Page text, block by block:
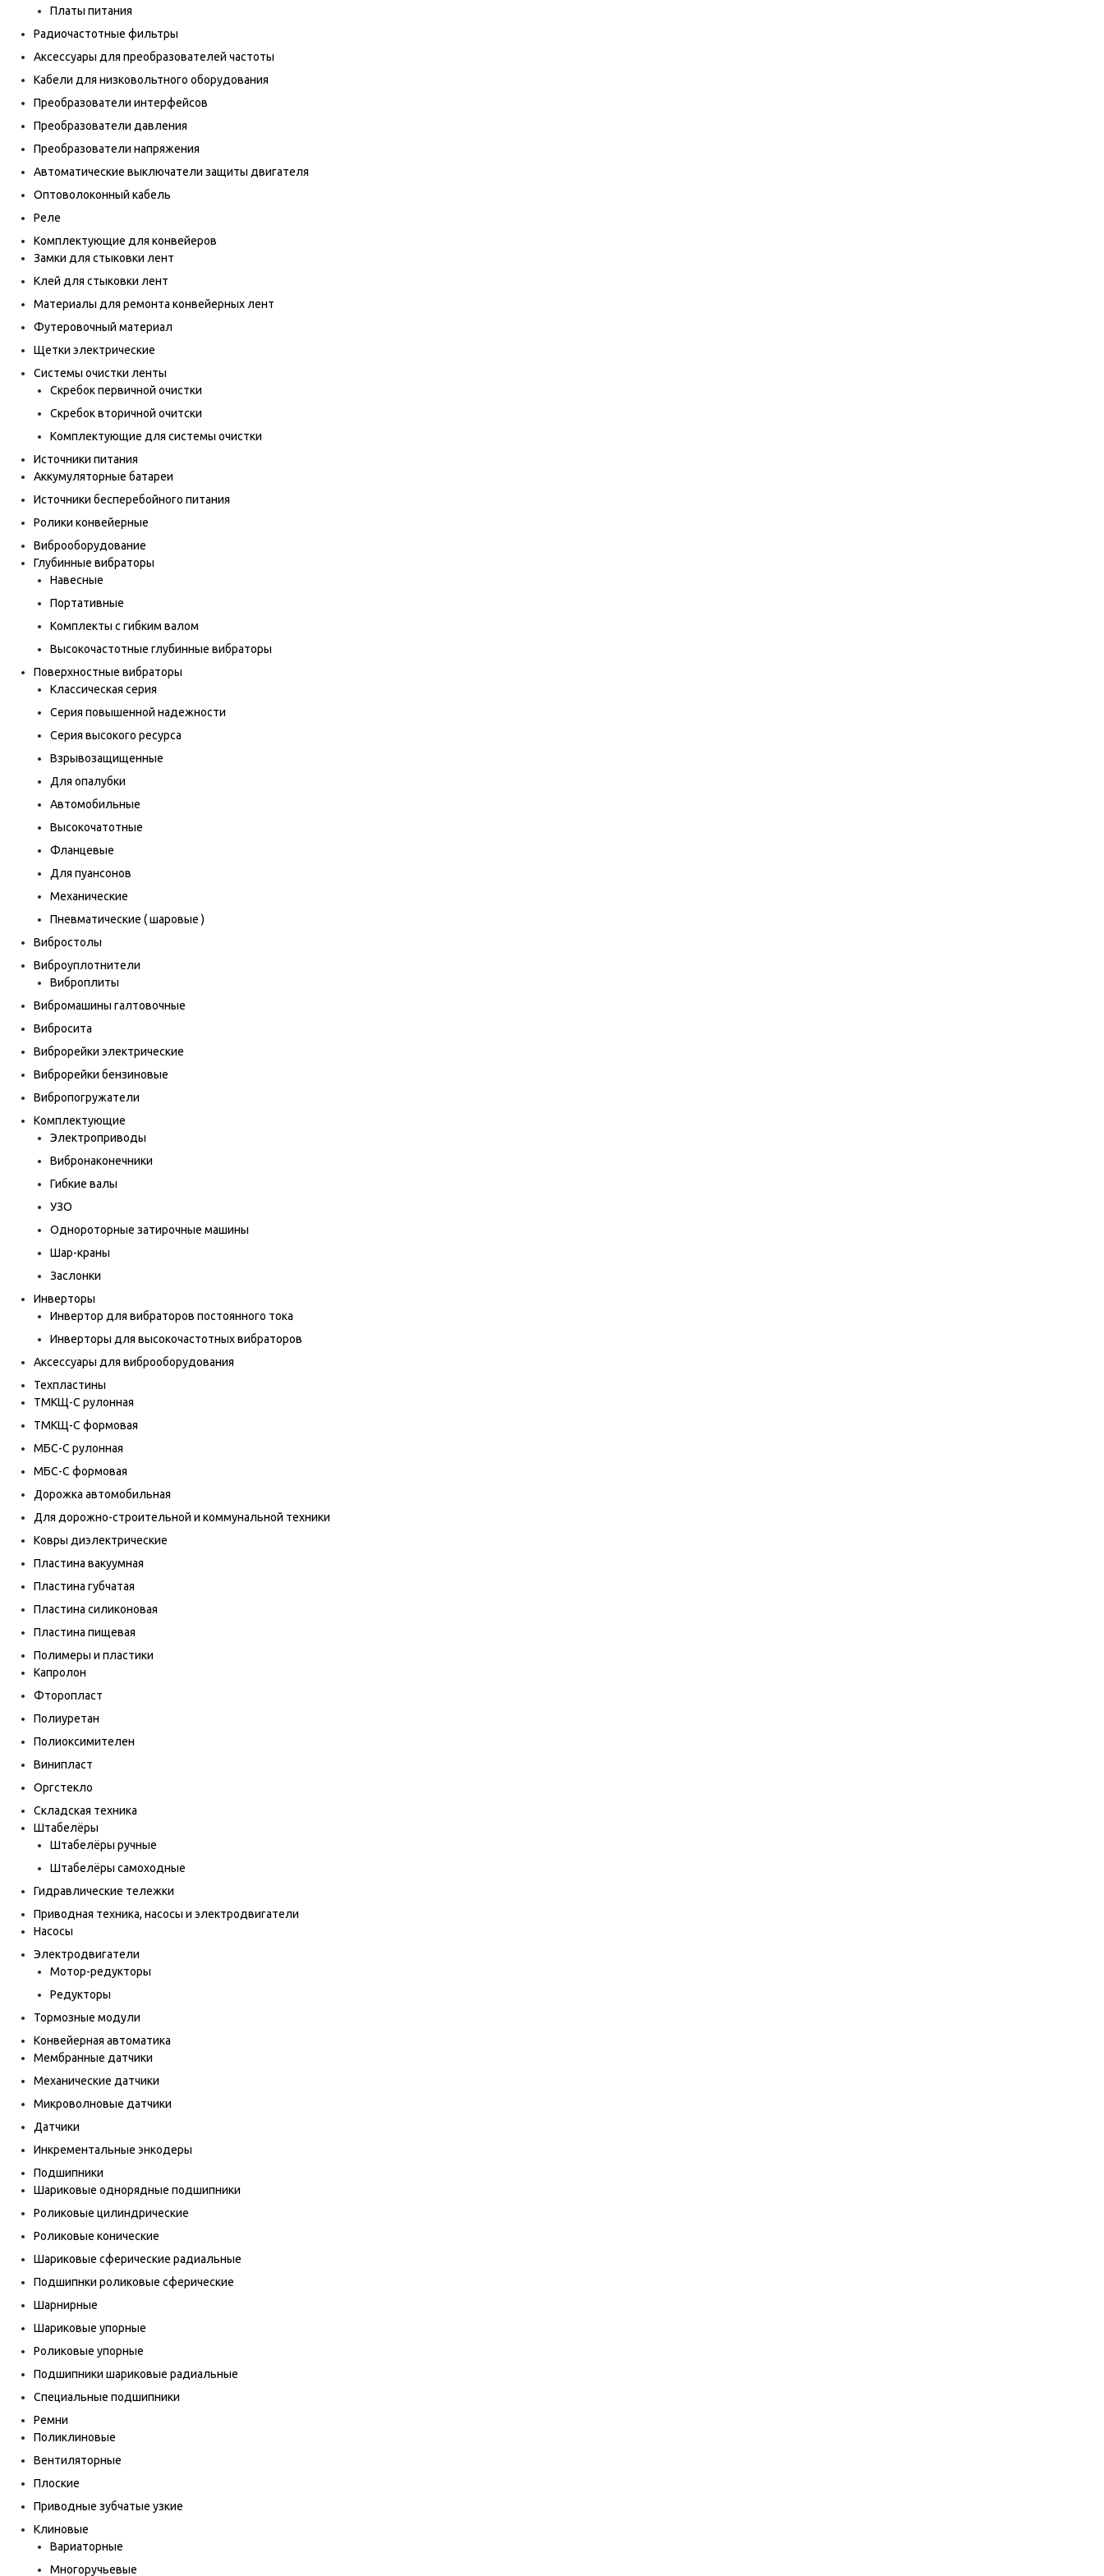
Платы питания
Радиочастотные фильтры
Аксессуары для преобразователей частоты
Кабели для низковольтного оборудования
Преобразователи интерфейсов
Преобразователи давления
Преобразователи напряжения
Автоматические выключатели защиты двигателя
Оптоволоконный кабель
Реле
Комплектующие для конвейеров
Замки для стыковки лент
Клей для стыковки лент
Материалы для ремонта конвейерных лент
Футеровочный материал
Щетки электрические
Системы очистки ленты
Скребок первичной очистки
Скребок вторичной очитски
Комплектующие для системы очистки
Источники питания
Аккумуляторные батареи
Источники бесперебойного питания
Ролики конвейерные
Виброоборудование
Глубинные вибраторы
Навесные
Портативные
Комплекты с гибким валом
Высокочастотные глубинные вибраторы
Поверхностные вибраторы
Классическая серия
Серия повышенной надежности
Серия высокого ресурса
Взрывозащищенные
Для опалубки
Автомобильные
Высокочатотные
Фланцевые
Для пуансонов
Механические
Пневматические ( шаровые )
Вибростолы
Виброуплотнители
Виброплиты
Вибромашины галтовочные
Вибросита
Виброрейки электрические
Виброрейки бензиновые
Вибропогружатели
Комплектующие
Электроприводы
Вибронаконечники
Гибкие валы
УЗО
Однороторные затирочные машины
Шар-краны
Заслонки
Инверторы
Инвертор для вибраторов постоянного тока
Инверторы для высокочастотных вибраторов
Аксессуары для виброоборудования
Техпластины
ТМКЩ-С рулонная
ТМКЩ-С формовая
МБС-С рулонная
МБС-С формовая
Дорожка автомобильная
Для дорожно-строительной и коммунальной техники
Ковры диэлектрические
Пластина вакуумная
Пластина губчатая
Пластина силиконовая
Пластина пищевая
Полимеры и пластики
Капролон
Фторопласт
Полиуретан
Полиоксимителен
Винипласт
Оргстекло
Складская техника
Штабелёры
Штабелёры ручные
Штабелёры самоходные
Гидравлические тележки
Приводная техника, насосы и электродвигатели
Насосы
Электродвигатели
Мотор-редукторы
Редукторы
Тормозные модули
Конвейерная автоматика
Мембранные датчики
Механические датчики
Микроволновые датчики
Датчики
Инкрементальные энкодеры
Подшипники
Шариковые однорядные подшипники
Роликовые цилиндрические
Роликовые конические
Шариковые сферические радиальные
Подшипнки роликовые сферические
Шарнирные
Шариковые упорные
Роликовые упорные
Подшипники шариковые радиальные
Специальные подшипники
Ремни
Поликлиновые
Вентиляторные
Плоские
Приводные зубчатые узкие
Клиновые
Вариаторные
Многоручьевые